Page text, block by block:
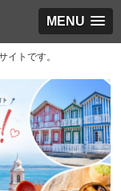
MENU
イトです。